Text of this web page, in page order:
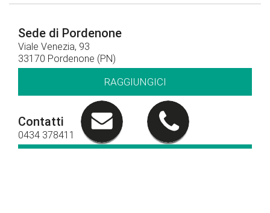
Sede di Pordenone
Viale Venezia, 93
33170 Pordenone (PN)
RAGGIUNGICI
Contatti
0434 378411